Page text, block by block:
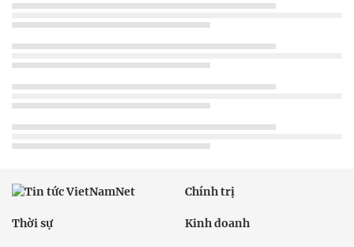
Chính trị
Thời sự Kinh doanh